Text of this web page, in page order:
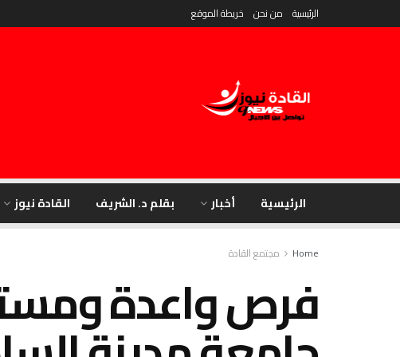
الرئيسية من نحن خريطة الموقع
الرئيسية أخبار بقلم د. الشريف القادة نيوز
Home مجتمع القادة
فرص واعدة